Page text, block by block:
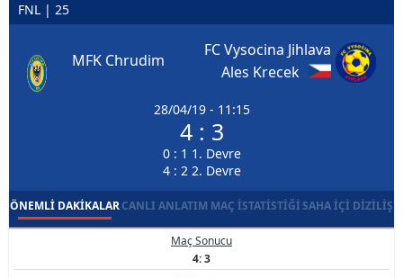
FNL | 25
MFK Chrudim
28/04/19 - 11:15
4 : 3
0 : 1 1. Devre
4 : 2 2. Devre
FC Vysocina Jihlava
Ales Krecek
ÖNEMLI DAKIKALARCANLI ANLATIM MAÇ İSTATISTIĞISAHA İÇI DIZILIŞ
Maç Sonucu
4: 3